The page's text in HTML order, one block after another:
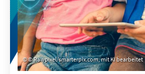
© Rawpixel/smarterpix.com, mit KI bearbeitet